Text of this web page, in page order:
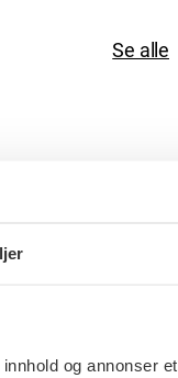
og annonser
Se alle
personvern